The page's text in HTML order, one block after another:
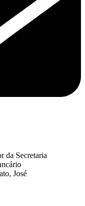
da Secretaria
José